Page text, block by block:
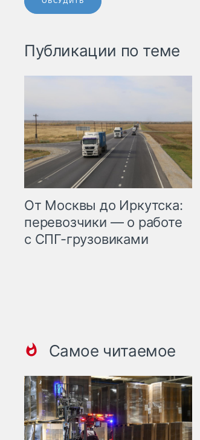
Публикации по теме
От Москвы до Иркутска:
перевозчики — о работе
с СПГ-грузовиками
Самое читаемое